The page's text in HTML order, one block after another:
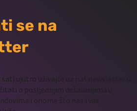
se na
sati ujutro uživajte uz naš newsletter u
o posljednjim dešavanjima u
i onome što nas i vas